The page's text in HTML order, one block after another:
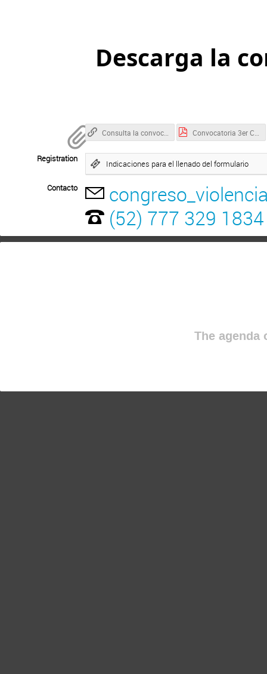
Descarga la
Consulta la convocatoria completa aquí
Registration Indicaciones para el llenado del formulario
Contacto
(52) ​777 329 1834
The